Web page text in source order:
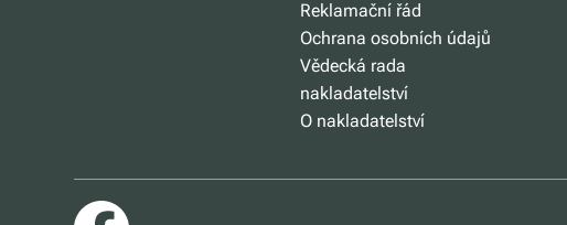
Reklamační řád
Ochrana osobních údajů
Vědecká rada
nakladatelství
O nakladatelství